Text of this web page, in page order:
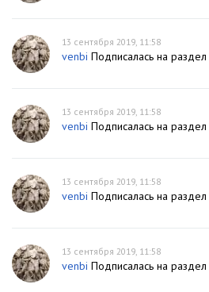
13 сентября 2019, 11:58
venbi Подписалась на раздел
13 сентября 2019, 11:58
venbi Подписалась на раздел
13 сентября 2019, 11:58
venbi Подписалась на раздел
13 сентября 2019, 11:58
venbi Подписалась на раздел